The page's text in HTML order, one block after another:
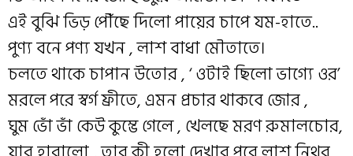
এই বুঝি ভিড় পৌঁছে দিলো পায়ের চাপে যম-হাতে..
পুণ্য বনে পণ্য যখন , লাশ বাধা মৌতাতে।
চলতে থাকে চাপান উতোর , ‘ ওটাই ছিলো ভাগ্যে ওর’
মরলে পরে স্বর্গ ফ্রীতে, এমন প্রচার থাকবে জোর ,
ঘুম ভোঁ ভাঁ কেউ কুম্ভে গেলে , খেলছে মরণ রুমালচোর,